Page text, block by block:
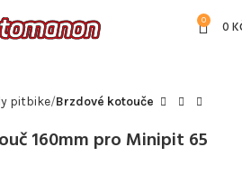
0 0
pitbike Brzdové kotouče
160mm pro Minipit 65